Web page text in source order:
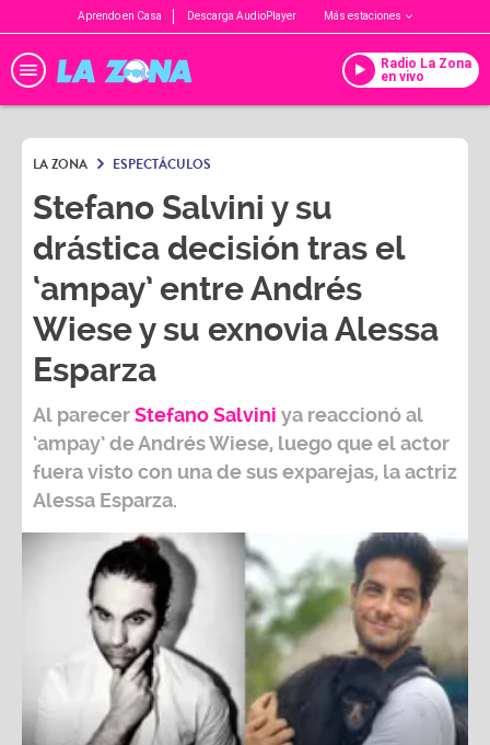
Aprendo en Casa Descarga AudioPlayer Más estaciones
Radio La Zona
en vivo
LA ZONA ESPECTÁCULOS
Stefano Salvini y su
drástica decisión tras el
‘ampay’ entre Andrés
Wiese y su exnovia Alessa
Esparza
Al parecerStefano Salvini ya reaccionó al
‘ampay’ deAndrés Wiese, luego que el actor
fuera visto con una de sus exparejas, la actriz
Alessa Esparza.